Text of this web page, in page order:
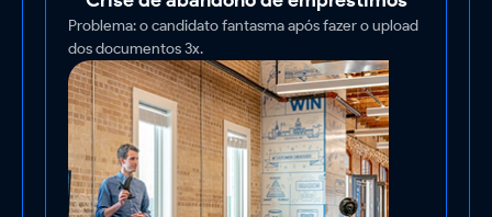
Problema: o candidato fantasma após fazer o upload
dos documentos 3x.